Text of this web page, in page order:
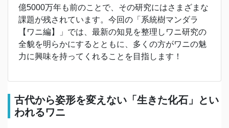
億5000万年も前のことで、その研究にはさまざまな
課題が残されています。今回の「系統樹マンダラ
【ワニ編】」では、最新の知見を整理しワニ研究の
全貌を明らかにするとともに、多くの方がワニの魅
力に興味を持ってくれることを目指します！
古代から姿形を変えない「生きた化石」とい
われるワニ